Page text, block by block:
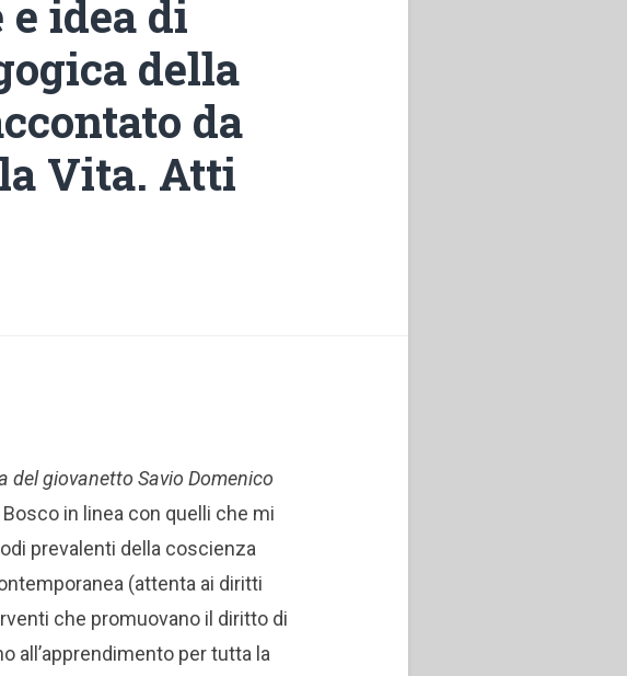
idea di
della
da
Vita. Atti
del giovanetto Savio Domenico
in linea con quelli che mi
prevalenti della coscienza
(attenta ai diritti
che promuovano il diritto di
all’apprendimento per tutta la